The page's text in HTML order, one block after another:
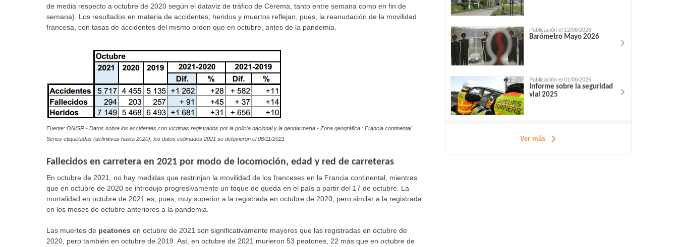
de media respecto a octubre de 2020 según el dataviz de tráfico de Cerema, tanto entre semana como en fin de
semana). Los resultados en materia de accidentes, heridos y muertos reflejan, pues, la reanudación de la movilidad
francesa, con tasas de accidentes del mismo orden que en octubre, antes de la pandemia.
Fuente: ONISR - Datos sobre los accidentes con víctimas registrados por la policía nacional y la gendarmería - Zona geográfica : Francia continental
Series etiquetadas (definitivas hasta 2020), los datos estimados 2021 se detuvieron el 08/11/2021
Fallecidos en carretera en 2021 por modo de locomoción, edad y red de carreteras
En octubre de 2021, no hay medidas que restrinjan la movilidad de los franceses en la Francia continental, mientras
que en octubre de 2020 se introdujo progresivamente un toque de queda en el país a partir del 17 de octubre. La
mortalidad en octubre de 2021 es, pues, muy superior a la registrada en octubre de 2020, pero similar a la registrada
en los meses de octubre anteriores a la pandemia.
Las muertes de peatones en octubre de 2021 son significativamente mayores que las registradas en octubre de
2020, pero también en octubre de 2019. Así, en octubre de 2021 murieron 53 peatones, 22 más que en octubre de
Publicación el 12/06/2026
Barómetro Mayo 2026
Publicación el 01/06/2026
Informe sobre la seguridad
vial 2025
Ver más